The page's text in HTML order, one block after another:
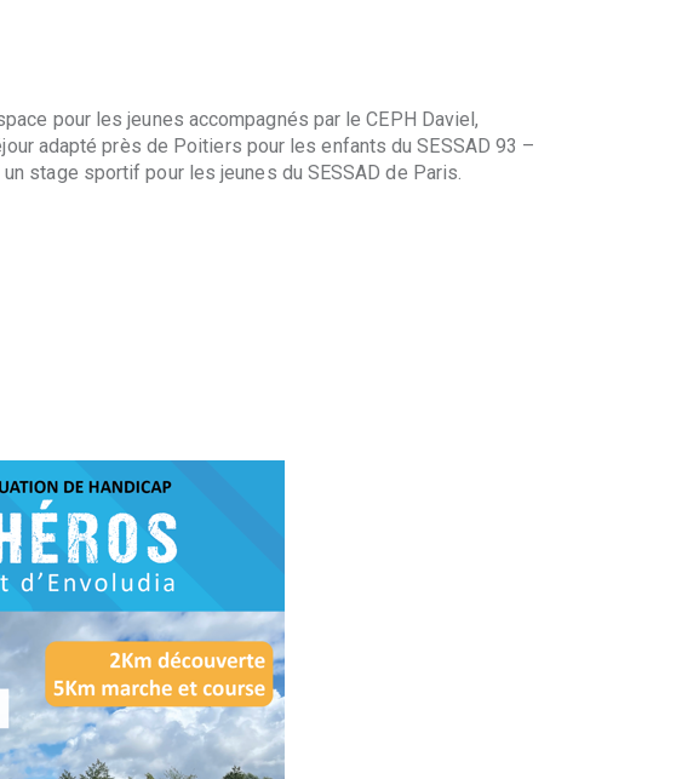
pour les jeunes accompagnés par le CEPH Daviel,
adapté près de Poitiers pour les enfants du SESSAD 93 –
stage sportif pour les jeunes du SESSAD de Paris.